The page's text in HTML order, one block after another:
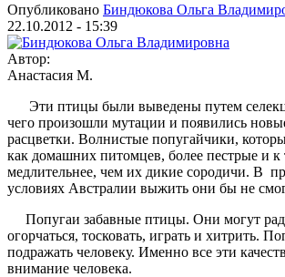
Опубликовано Биндюкова Ольга
22.10.2012 - 15:39
Автор:
Анастасия М.
Эти птицы были выведены путем
чего произошли мутации и появились
расцветки. Волнистые попугайчики,
как домашних питомцев, более пестрые и к
медлительнее, чем их дикие сородичи. В
условиях Австралии выжить они бы не
Попугаи забавные птицы. Они могут
огорчаться, тосковать, играть и хитрить.
подражать человеку. Именно все эти
внимание человека.